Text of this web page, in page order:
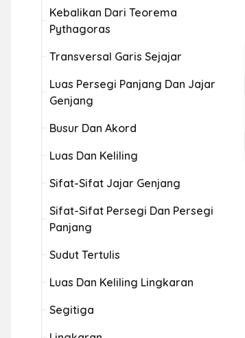
Kebalikan Dari Teorema
Pythagoras
Transversal Garis Sejajar
Luas Persegi Panjang Dan Jajar
Genjang
Busur Dan Akord
Luas Dan Keliling
Sifat-Sifat Jajar Genjang
Sifat-Sifat Persegi Dan Persegi
Panjang
Sudut Tertulis
Luas Dan Keliling Lingkaran
Segitiga